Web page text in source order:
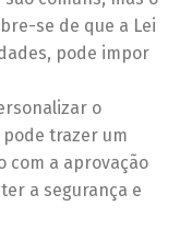
se de que a Lei
pode impor
o
trazer um
com a aprovação
a segurança e